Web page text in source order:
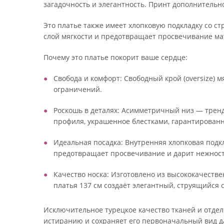
загадочность и элегантность. Принт
Это платье также имеет хлопковую подкладку со
слой мягкости и предотвращает просвечивание
Почему это платье покорит ваше сердце:
Свобода и комфорт: Свободный крой (oversize)
ограничений.
Роскошь в деталях: Асимметричный низ —
профиля, украшенное блестками,
Идеальная посадка: Внутренняя хлопковая
предотвращает просвечивание и дарит
Качество носка: Изготовлено из
платья 137 см создаёт элегантный, струящийся
Исключительное турецкое качество тканей и
истиранию и сохраняет его первоначальный вид